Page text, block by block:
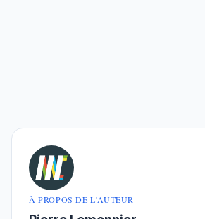
À PROPOS DE L'AUTEUR